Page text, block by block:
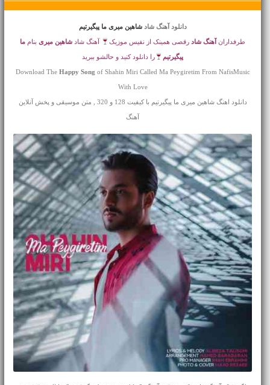
دانلود آهنگ شاد شاهین میری ما پیگیرتیم
طرفدارانآهنگ شاد رقصی همینک از نفیس موزیک آهنگ شاد شاهین میریبنام ما
پیگیرتیم را دانلود کنید و حالشو ببرید
Download The Happy Song of Shahin Miri Called Ma Peygiretim From NafisMusic
With Love
دانلود اهنگ شاهین میری ما پیگیرتیم با کیفیت 128 و 320 , متن موسیقی و پخش آنلاین
آهنگ